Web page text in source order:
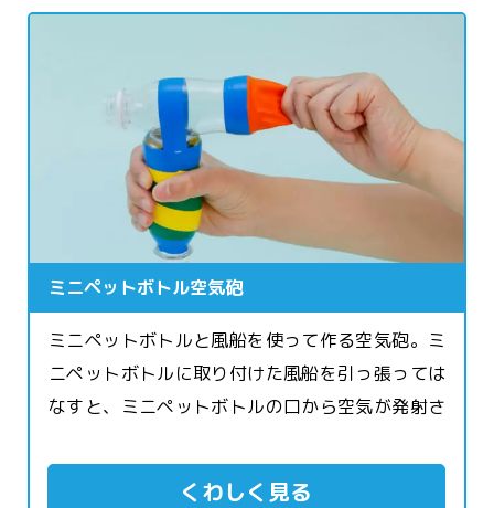
ミニペットボトル空気砲
ミニペットボトルと風船を使って作る空気砲。ミ
ニペットボトルに取り付けた風船を引っ張っては
なすと、ミニペットボトルの口から空気が発射さ
こまでとどくのか、実験してみよう。
くわしく見る